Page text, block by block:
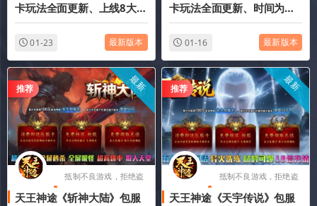
卡玩法全面更新、上线8大豪
礼直送、打怪免费领充值、
福利无上限、一切靠打（法
器精炼特色玩法邀你来战）
01-23 最新版本
卡玩法全面更新、时间为
王、零氪通关、刀刀光柱、
会员免费打、一切全靠爆
（星球领主特色玩法邀你来
战）
01-16 最新版本
推荐 最新
抵制不良游戏，拒绝盗
版游戏
天王神途《斩神大陆》包服
推荐 最新
抵制不良游戏，拒绝盗
版游戏
天王神途《天宇传说》包服